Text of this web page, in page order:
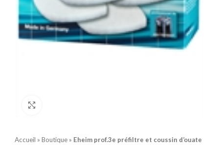
Accueil » Boutique » Eheim prof.3e préfiltre et coussin d’ouate